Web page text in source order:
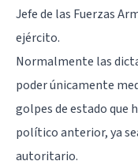
Jefe de las Fuerzas
ejército.
Normalmente las
poder únicamente
golpes de estado que
político anterior, ya
autoritario.